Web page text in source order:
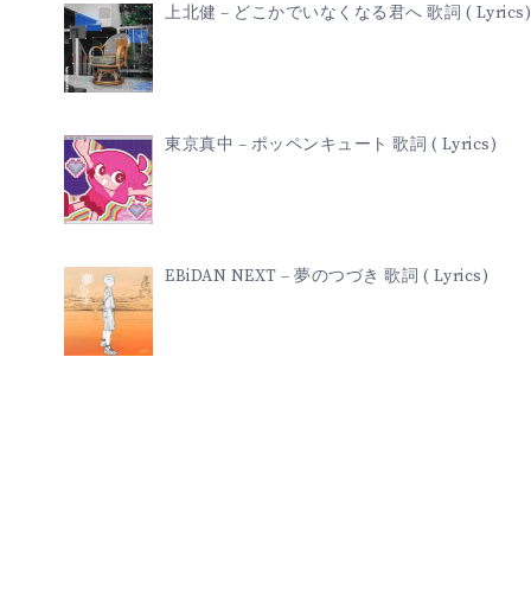
上北健 – どこかでいなくなる君へ 歌詞 ( Lyrics)
東京真中 – ポッペンキュート 歌詞 ( Lyrics)
EBiDAN NEXT – 夢のつづき 歌詞 ( Lyrics)